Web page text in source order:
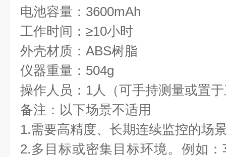
电池容量：3600mAh
工作时间：≥10小时
外壳材质：ABS树脂
仪器重量：504g
操作人员：1人（可手持测量或置
备注：以下场景不适用
1.需要高精度、长期连续监控的场
2.多目标或密集目标环境。例如